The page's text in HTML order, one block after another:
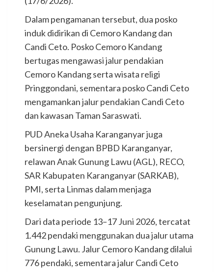
Dalam pengamanan tersebut, dua posko
induk didirikan di Cemoro Kandang dan
Candi Ceto. Posko Cemoro Kandang
bertugas mengawasi jalur pendakian
Cemoro Kandang serta wisata religi
Pringgondani, sementara posko Candi Ceto
mengamankan jalur pendakian Candi Ceto
dan kawasan Taman Saraswati.
PUD Aneka Usaha Karanganyar juga
bersinergi dengan BPBD Karanganyar,
relawan Anak Gunung Lawu (AGL), RECO,
SAR Kabupaten Karanganyar (SARKAB),
PMI, serta Linmas dalam menjaga
keselamatan pengunjung.
Dari data periode 13–17 Juni 2026, tercatat
1.442 pendaki menggunakan dua jalur utama
Gunung Lawu. Jalur Cemoro Kandang dilalui
776 pendaki, sementara jalur Candi Ceto